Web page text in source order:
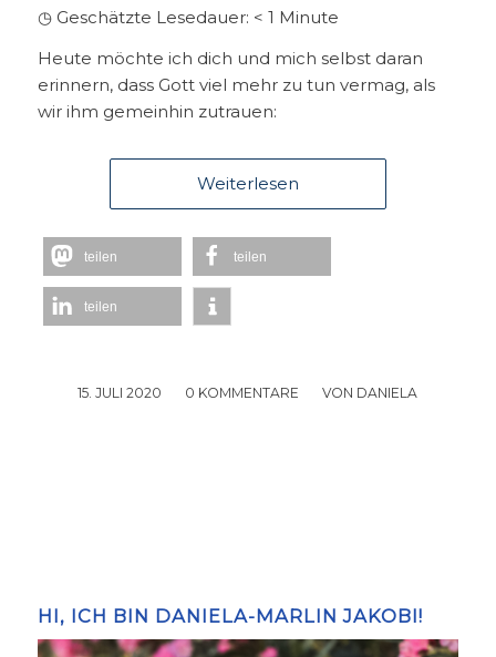
◷ Geschätzte Lesedauer: < 1 Minute
Heute möchte ich dich und mich selbst daran
erinnern, dass Gott viel mehr zu tun vermag, als
wir ihm gemeinhin zutrauen:
Weiterlesen
teilen teilen
teilen
15. JULI 2020
/ 0 KOMMENTARE
/ VON DANIELA
HI, ICH BIN DANIELA-MARLIN JAKOBI!